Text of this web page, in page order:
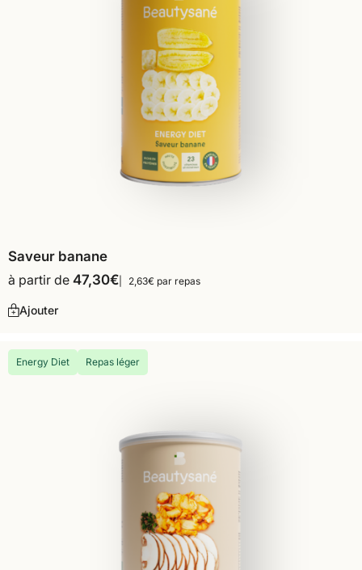
Saveur banane
à partir de 47,30€ 2,63€ par repas
Ajouter
Energy Diet Repas léger